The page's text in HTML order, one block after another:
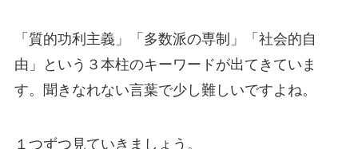
「質的功利主義」「多数派の専制」「社会的自
由」という３本柱のキーワードが出てきていま
す。聞きなれない言葉で少し難しいですよね。
１つずつ見ていきましょう。